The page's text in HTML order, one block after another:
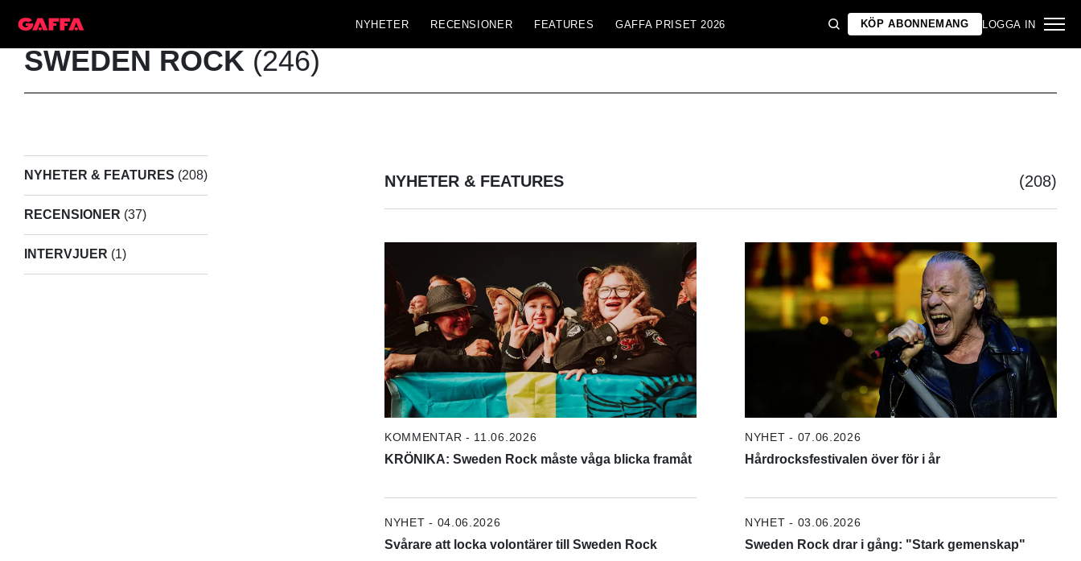
NYHETER RECENSIONER FEATURES GAFFA PRISET 2026 KÖP ABONNEMANG LOGGA IN
SWEDEN ROCK (246)
NYHETER & FEATURES (208)
RECENSIONER (37)
INTERVJUER (1)
NYHETER & FEATURES (208)
KOMMENTAR - 11.06.2026
KRÖNIKA: Sweden Rock måste våga blicka framåt
NYHET - 07.06.2026
Hårdrocksfestivalen över för i år
NYHET - 04.06.2026
Svårare att locka volontärer till Sweden Rock
NYHET - 03.06.2026
Sweden Rock drar i gång: "Stark gemenskap"